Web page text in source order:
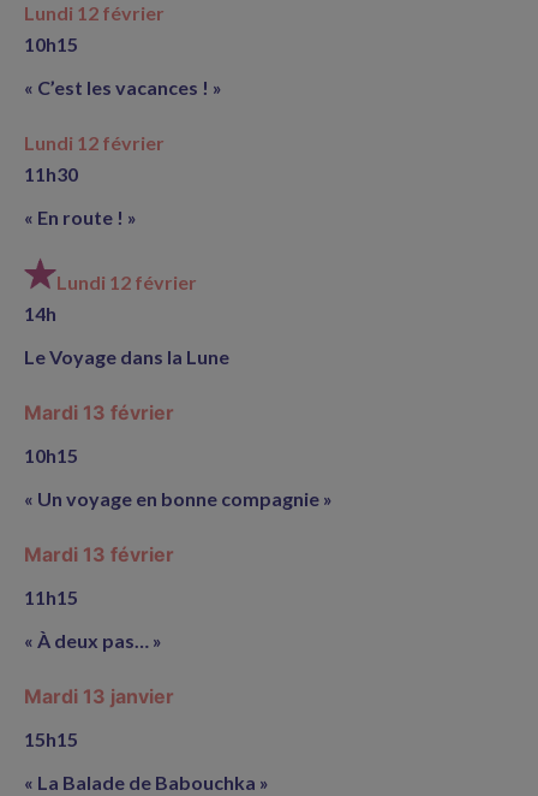
Lundi 12 février
10h15
« C’est les vacances ! »
Lundi 12 février
11h30
« En route ! »
Lundi 12 février
14h
Le Voyage dans la Lune
Mardi 13 février
10h15
« Un voyage en bonne compagnie »
Mardi 13 février
11h15
« À deux pas… »
Mardi 13 janvier
15h15
« La Balade de Babouchka »